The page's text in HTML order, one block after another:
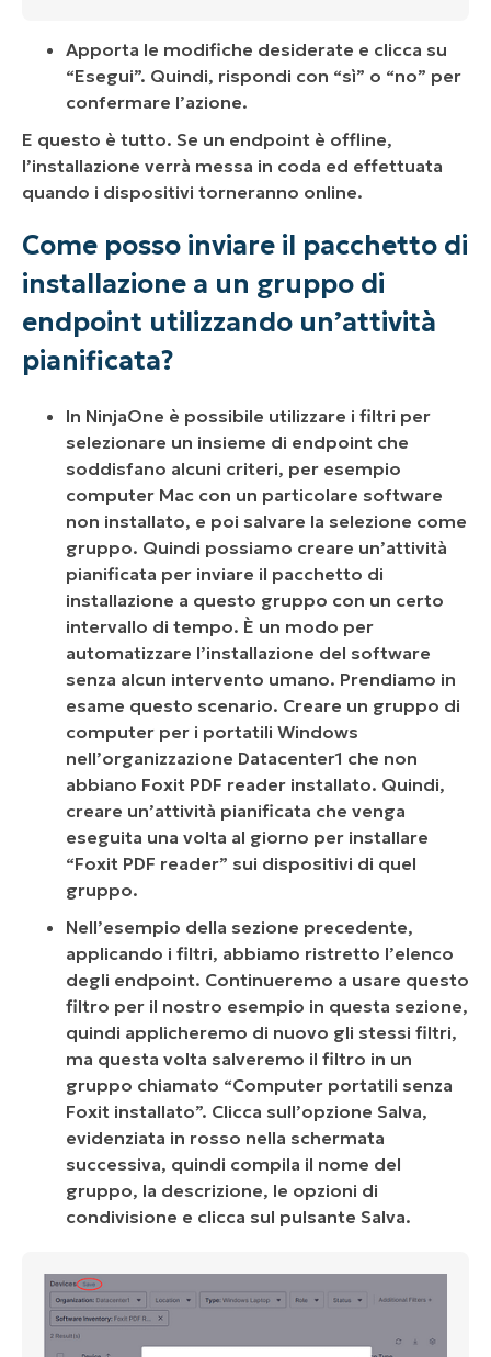
Apporta le modifiche desiderate e clicca su
“Esegui”. Quindi, rispondi con “sì” o “no” per
confermare l’azione.
E questo è tutto. Se un endpoint è offline,
l’installazione verrà messa in coda ed effettuata
quando i dispositivi torneranno online.
Come posso inviare il pacchetto di
installazione a un gruppo di
endpoint utilizzando un’attività
pianificata?
In NinjaOne è possibile utilizzare i filtri per
selezionare un insieme di endpoint che
soddisfano alcuni criteri, per esempio
computer Mac con un particolare software
non installato, e poi salvare la selezione come
gruppo. Quindi possiamo creare un’attività
pianificata per inviare il pacchetto di
installazione a questo gruppo con un certo
intervallo di tempo. È un modo per
automatizzare l’installazione del software
senza alcun intervento umano. Prendiamo in
esame questo scenario. Creare un gruppo di
computer per i portatili Windows
nell’organizzazione Datacenter1 che non
abbiano Foxit PDF reader installato. Quindi,
creare un’attività pianificata che venga
eseguita una volta al giorno per installare
“Foxit PDF reader” sui dispositivi di quel
gruppo.
Nell’esempio della sezione precedente,
applicando i filtri, abbiamo ristretto l’elenco
degli endpoint. Continueremo a usare questo
filtro per il nostro esempio in questa sezione,
quindi applicheremo di nuovo gli stessi filtri,
ma questa volta salveremo il filtro in un
gruppo chiamato “Computer portatili senza
Foxit installato”. Clicca sull’opzione Salva,
evidenziata in rosso nella schermata
successiva, quindi compila il nome del
gruppo, la descrizione, le opzioni di
condivisione e clicca sul pulsante Salva.